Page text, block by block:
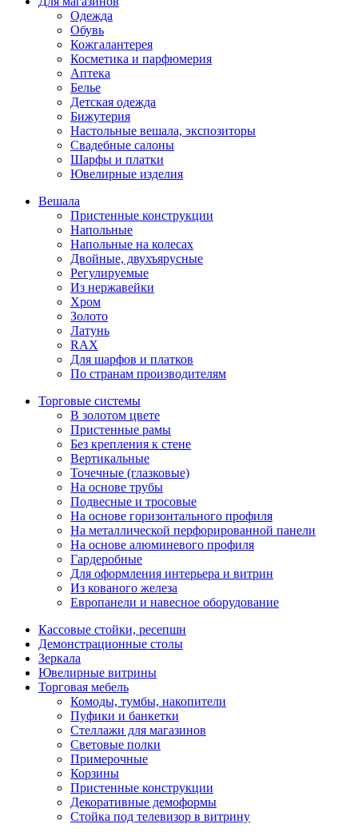
Одежда
Обувь
Кожгалантерея
Косметика и парфюмерия
Аптека
Белье
Детская одежда
Бижутерия
Настольные вешала, экспозиторы
Свадебные салоны
Шарфы и платки
Ювелирные изделия
Вешала
Пристенные конструкции
Напольные
Напольные на колесах
Двойные, двухъярусные
Регулируемые
Из нержавейки
Хром
Золото
Латунь
RAX
Для шарфов и платков
По странам производителям
Торговые системы
В золотом цвете
Пристенные рамы
Без крепления к стене
Вертикальные
Точечные (глазковые)
На основе трубы
Подвесные и тросовые
На основе горизонтального профиля
На металлической перфорированной панели
На основе алюминевого профиля
Гардеробные
Для оформления интерьера и витрин
Из кованого железа
Европанели и навесное оборудование
Кассовые стойки, ресепшн
Демонстрационные столы
Зеркала
Ювелирные витрины
Торговая мебель
Комоды, тумбы, накопители
Пуфики и банкетки
Стеллажи для магазинов
Световые полки
Примерочные
Корзины
Пристенные конструкции
Декоративные демоформы
Стойка под телевизор в витрину